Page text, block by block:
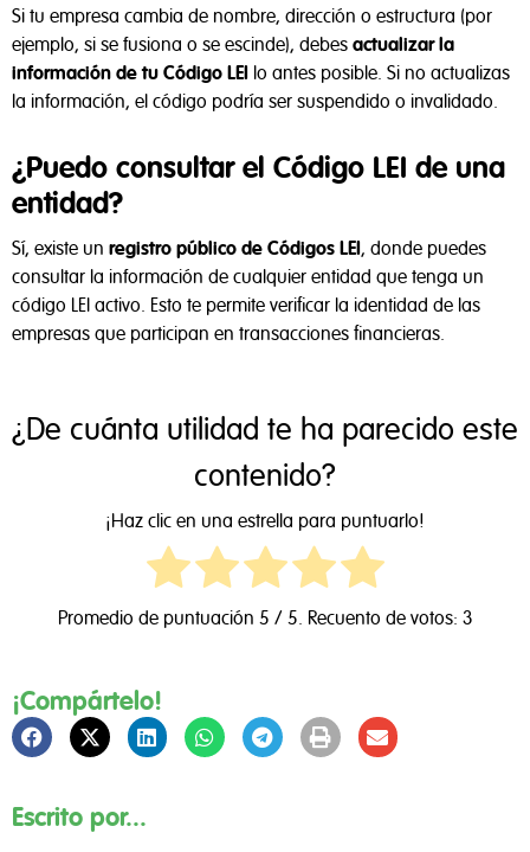
Si tu empresa cambia de nombre, dirección o estructura (por
ejemplo, si se fusiona o se escinde), debes actualizar la
información de tu Código LEI lo antes posible. Si no actualizas
la información, el código podría ser suspendido o invalidado.
¿Puedo consultar el Código LEI de una
entidad?
Sí, existe un registro público de Códigos LEI, donde puedes
consultar la información de cualquier entidad que tenga un
código LEI activo. Esto te permite verificar la identidad de las
empresas que participan en transacciones financieras.
¿De cuánta utilidad te ha parecido este
contenido?
¡Haz clic en una estrella para puntuarlo!
Promedio de puntuación 5 / 5. Recuento de votos: 3
¡Compártelo!
Escrito por...